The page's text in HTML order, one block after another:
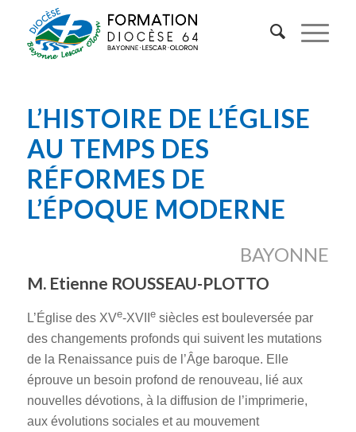
L’HISTOIRE DE L’ÉGLISE
AU TEMPS DES
RÉFORMES DE
L’ÉPOQUE MODERNE
BAYONNE
M. Etienne ROUSSEAU-PLOTTO
L’Église des XVe-XVII esiècles est bouleversée par
des changements profonds qui suivent les mutations
de la Renaissance puis de l’Âge baroque. Elle
éprouve un besoin profond de renouveau, lié aux
nouvelles dévotions, à la diffusion de l’imprimerie,
aux évolutions sociales et au mouvement